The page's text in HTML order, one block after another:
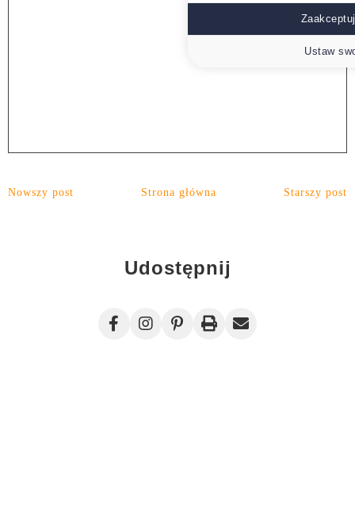
Nowszy post Starszy post
Strona główna
Udostępnij
Ustaw